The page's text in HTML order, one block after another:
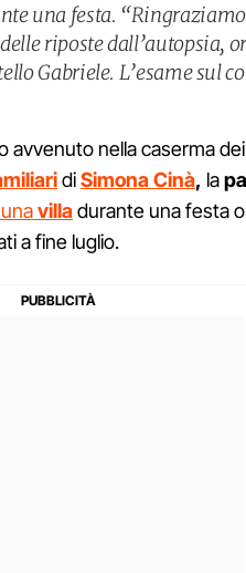
una festa.
riposte dall’autopsia,
Gabriele. L’esame sul
avvenuto nella caserma
diSimona Cinà, la
villadurante una festa
a fine luglio.